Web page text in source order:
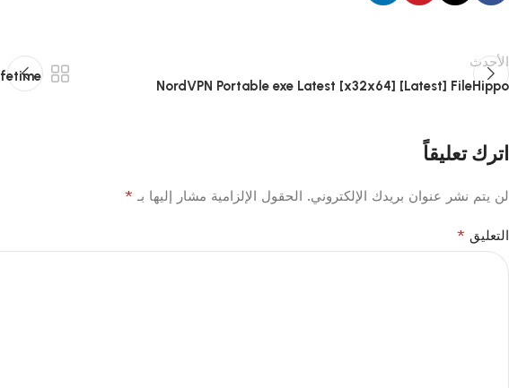
الأحدث
NordVPN Portable exe Latest [x32x64] [Latest] FileHippo
اترك تعليقاً
لن يتم نشر عنوان بريدك الإلكتروني. الحقول الإلزامية مشار إليها بـ *
التعليق *